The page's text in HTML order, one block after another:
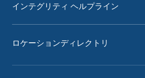
インテグリティ ヘルプライン
ロケーションディレクトリ